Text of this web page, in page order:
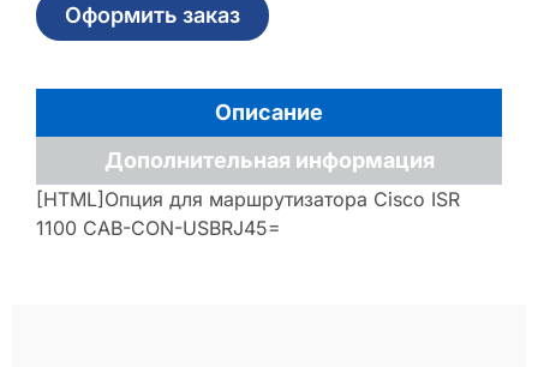
Оформить заказ
Описание
Дополнительная информация
[HTML]Опция для маршрутизатора Cisco ISR
1100 CAB-CON-USBRJ45=